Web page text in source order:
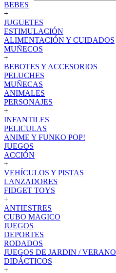
BEBES
+
JUGUETES
ESTIMULACIÓN
ALIMENTACIÓN Y CUIDADOS
MUÑECOS
+
BEBOTES Y ACCESORIOS
PELUCHES
MUÑECAS
ANIMALES
PERSONAJES
+
INFANTILES
PELICULAS
ANIME Y FUNKO POP!
JUEGOS
ACCIÓN
+
VEHÍCULOS Y PISTAS
LANZADORES
FIDGET TOYS
+
ANTIESTRES
CUBO MAGICO
JUEGOS
DEPORTES
RODADOS
JUEGOS DE JARDIN / VERANO
DIDÁCTICOS
+